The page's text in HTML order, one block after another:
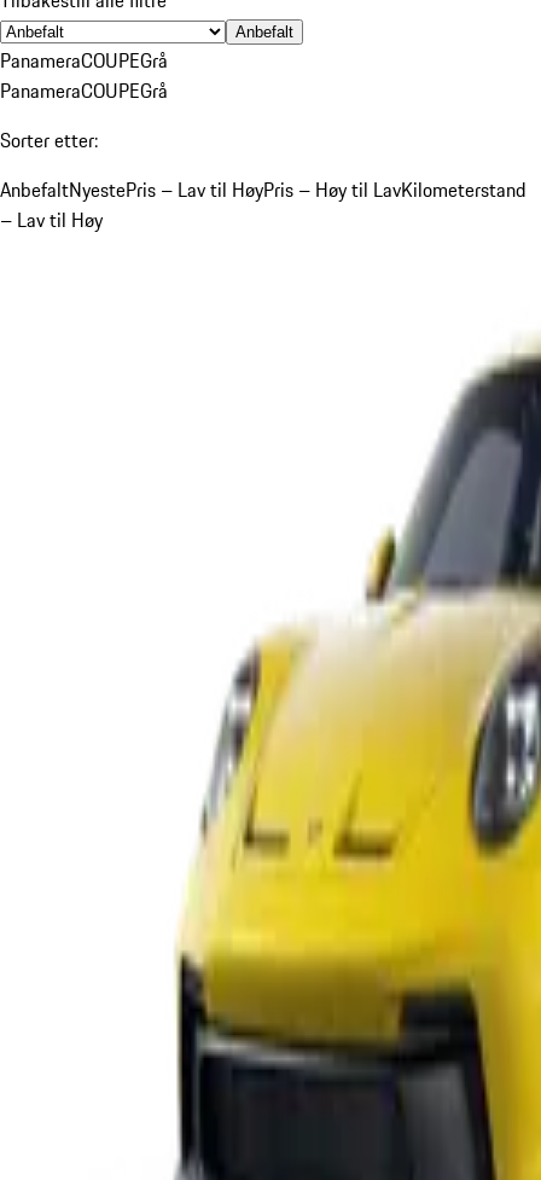
Anbefalt
PanameraCOUPEGrå
PanameraCOUPEGrå
Sorter etter:
AnbefaltNyestePris – Lav til HøyPris – Høy til LavKilometerstand
– Lav til Høy